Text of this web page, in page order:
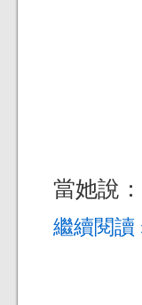
當她說
繼續閱讀